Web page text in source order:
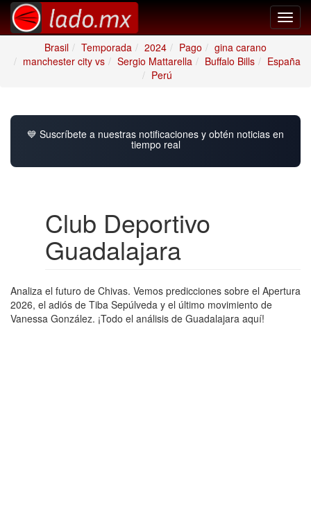
Brasil
Temporada 2024 Pago
gina carano
manchester city vs
Sergio Mattarella Buffalo Bills
España
Perú
💙 Suscríbete a nuestras notificaciones y obtén noticias en
tiempo real
Club Deportivo
Guadalajara
Analiza el futuro de Chivas. Vemos predicciones sobre el Apertura
2026, el adiós de Tiba Sepúlveda y el último movimiento de
Vanessa González. ¡Todo el análisis de Guadalajara aquí!